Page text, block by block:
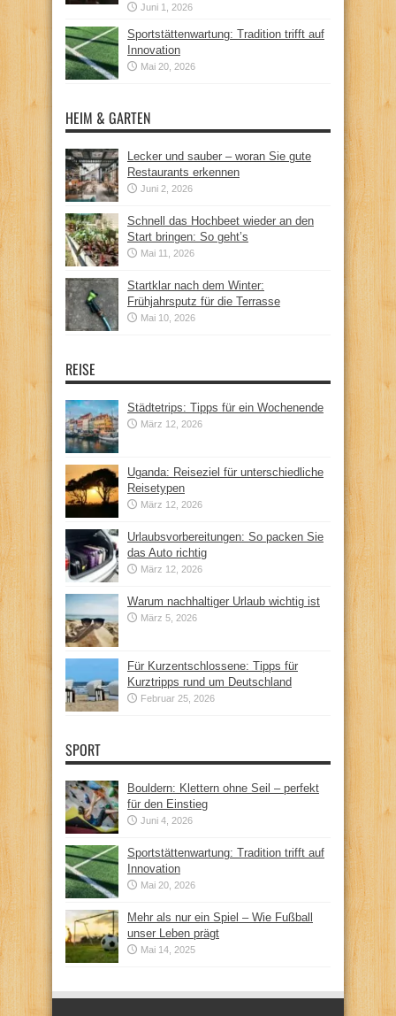
Juni 1, 2026
Sportstättenwartung: Tradition trifft auf
Innovation
Mai 20, 2026
HEIM & GARTEN
Lecker und sauber – woran Sie gute
Restaurants erkennen
Juni 2, 2026
Schnell das Hochbeet wieder an den
Start bringen: So geht’s
Mai 11, 2026
Startklar nach dem Winter:
Frühjahrsputz für die Terrasse
Mai 10, 2026
REISE
Städtetrips: Tipps für ein Wochenende
März 12, 2026
Uganda: Reiseziel für unterschiedliche
Reisetypen
März 12, 2026
Urlaubsvorbereitungen: So packen Sie
das Auto richtig
März 12, 2026
Warum nachhaltiger Urlaub wichtig ist
März 5, 2026
Für Kurzentschlossene: Tipps für
Kurztripps rund um Deutschland
Februar 25, 2026
SPORT
Bouldern: Klettern ohne Seil – perfekt
für den Einstieg
Juni 4, 2026
Sportstättenwartung: Tradition trifft auf
Innovation
Mai 20, 2026
Mehr als nur ein Spiel – Wie Fußball
unser Leben prägt
Mai 14, 2025